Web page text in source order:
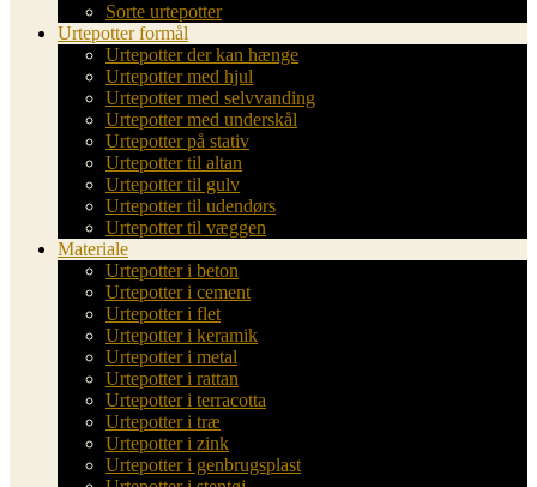
Sorte urtepotter
Urtepotter formål
Urtepotter der kan hænge
Urtepotter med hjul
Urtepotter med selvvanding
Urtepotter med underskål
Urtepotter på stativ
Urtepotter til altan
Urtepotter til gulv
Urtepotter til udendørs
Urtepotter til væggen
Materiale
Urtepotter i beton
Urtepotter i cement
Urtepotter i flet
Urtepotter i keramik
Urtepotter i metal
Urtepotter i rattan
Urtepotter i terracotta
Urtepotter i træ
Urtepotter i zink
Urtepotter i genbrugsplast